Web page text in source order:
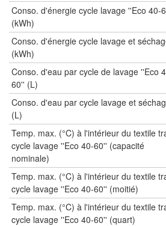
Conso. d'énergie cycle lavage ''Eco 40-
(kWh)
Conso. d'énergie cycle lavage et
(kWh)
Conso. d'eau par cycle de lavage ''Eco
60'' (L)
Conso. d'eau par cycle lavage et
(L)
Temp. max. (°C) à l'intérieur du textile
cycle lavage ''Eco 40-60'' (capacité
nominale)
Temp. max. (°C) à l'intérieur du textile
cycle lavage ''Eco 40-60'' (moitié)
Temp. max. (°C) à l'intérieur du textile
cycle lavage ''Eco 40-60'' (quart)